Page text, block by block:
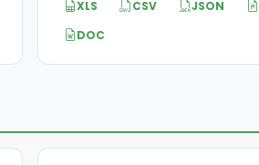
XLS CSV JSON
DOC